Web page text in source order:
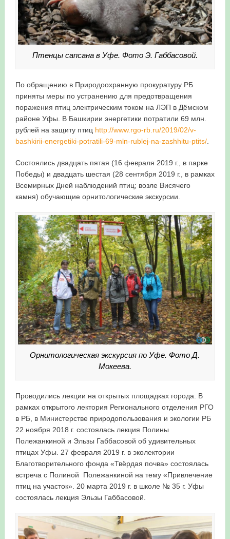
Птенцы сапсана в Уфе. Фото Э. Габбасовой.
По обращению в Природоохранную прокуратуру РБ
приняты меры по устранению для предотвращения
поражения птиц электрическим током на ЛЭП в Дёмском
районе Уфы. В Башкирии энергетики потратили 69 млн.
рублей на защиту птиц http://www.rgo-rb.ru/2019/02/v-
bashkirii-energetiki-potratili-69-mln-rublej-na-zashhitu-ptits/.
Состоялись двадцать пятая (16 февраля 2019 г., в парке
Победы) и двадцать шестая (28 сентября 2019 г., в рамках
Всемирных Дней наблюдений птиц; возле Висячего
камня) обучающие орнитологические экскурсии.
Орнитологическая экскурсия по Уфе. Фото Д.
Мокеева.
Проводились лекции на открытых площадках города. В
рамках открытого лектория Регионального отделения РГО
в РБ, в Министерстве природопользования и экологии РБ
22 ноября 2018 г. состоялась лекция Полины
Полежанкиной и Эльзы Габбасовой об удивительных
птицах Уфы. 27 февраля 2019 г. в эколектории
Благотворительного фонда «Твёрдая почва» состоялась
встреча с Полиной Полежанкиной на тему «Привлечение
птиц на участок». 20 марта 2019 г. в школе № 35 г. Уфы
состоялась лекция Эльзы Габбасовой.